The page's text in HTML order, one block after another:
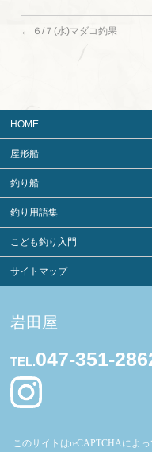
← ６/７(水)マダコ釣果
HOME
屋形船
釣り船
釣り用語集
こども釣り入門
サイトマップ
岩田屋
TEL.047-351-
このサイトはreCAPTCHAによ